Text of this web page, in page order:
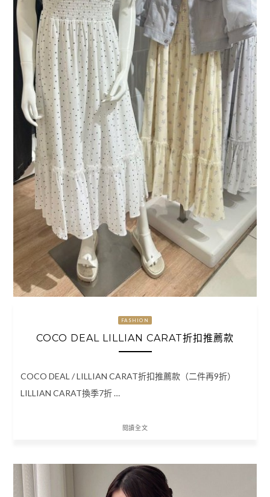
FASHION
COCO DEAL LILLIAN CARAT折扣推薦款
COCO DEAL / LILLIAN CARAT折扣推薦款（二件再9折）
LILLIAN CARAT換季7折 …
閱讀全文